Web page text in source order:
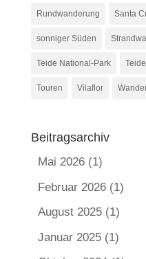
Rundwanderung Santa
sonniger Süden
Teide National-Park
Touren Vilaflor
Beitragsarchiv
Mai 2026(1)
Februar 2026(1)
August 2025(1)
Januar 2025(1)